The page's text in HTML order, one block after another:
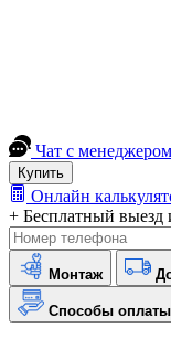
Чат с менеджером
Купить
Онлайн
+ Бесплатный выезд
Монтаж
Способы оплаты